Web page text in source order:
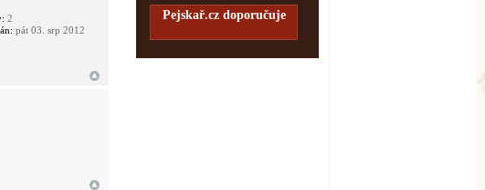
2
pát 03. srp 2012
Pejskař.cz doporučuje